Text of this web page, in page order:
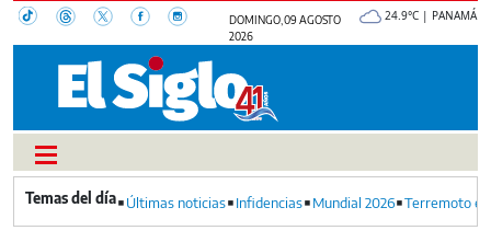
DOMINGO, 09 AGOSTO
2026
24.9°C | PANAMÁ
Últimas noticias Infidencias Mundial 2026 Terremoto